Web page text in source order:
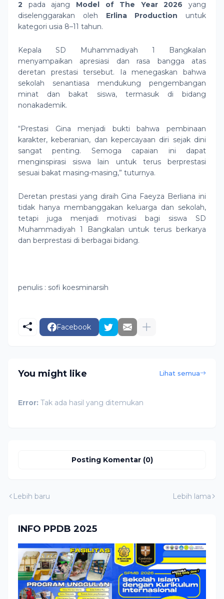
2 pada ajang Model of The Year 2026 yang
diselenggarakan oleh Erlina Production untuk
kategori usia 8–11 tahun.
Kepala SD Muhammadiyah 1 Bangkalan
menyampaikan apresiasi dan rasa bangga atas
deretan prestasi tersebut. Ia menegaskan bahwa
sekolah senantiasa mendukung pengembangan
minat dan bakat siswa, termasuk di bidang
nonakademik.
“Prestasi Gina menjadi bukti bahwa pembinaan
karakter, keberanian, dan kepercayaan diri sejak dini
sangat penting. Semoga capaian ini dapat
menginspirasi siswa lain untuk terus berprestasi
sesuai bakat masing-masing,” tuturnya.
Deretan prestasi yang diraih Gina Faeyza Berliana ini
tidak hanya membanggakan keluarga dan sekolah,
tetapi juga menjadi motivasi bagi siswa SD
Muhammadiyah 1 Bangkalan untuk terus berkarya
dan berprestasi di berbagai bidang.
penulis : sofi koesminarsih
Facebook
You might like Lihat semua
Error: Tak ada hasil yang ditemukan
Posting Komentar (0)
Lebih baru Lebih lama
INFO PPDB 2025